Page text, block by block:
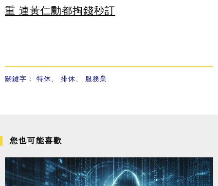
重 連黃仁勳都掏錢秒訂
關鍵字： 特休 排休 服務業
您也可能喜歡